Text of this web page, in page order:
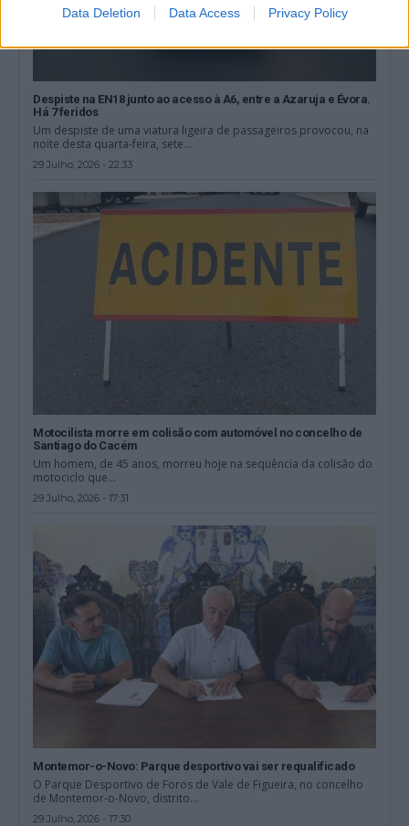
Data Deletion Data Access Privacy Policy
Despiste na EN18 junto ao acesso à A6, entre a Azaruja e Évora.
Há 7 feridos
Um despiste de uma viatura ligeira de passageiros provocou, na
noite desta quarta-feira, sete...
29 Julho, 2026 - 22:33
Motocilista morre em colisão com automóvel no concelho de
Santiago do Cacém
Um homem, de 45 anos, morreu hoje na sequência da colisão do
motociclo que...
29 Julho, 2026 - 17:31
Montemor-o-Novo: Parque desportivo vai ser requalificado
O Parque Desportivo de Foros de Vale de Figueira, no concelho
de Montemor-o-Novo, distrito...
29 Julho, 2026 - 17:30